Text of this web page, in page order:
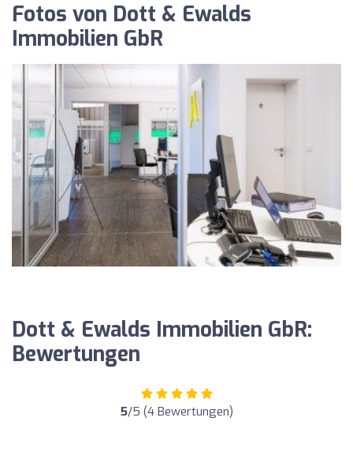
Fotos von Dott & Ewalds
Immobilien GbR
Dott & Ewalds Immobilien GbR:
Bewertungen
5/5 (4 Bewertungen)